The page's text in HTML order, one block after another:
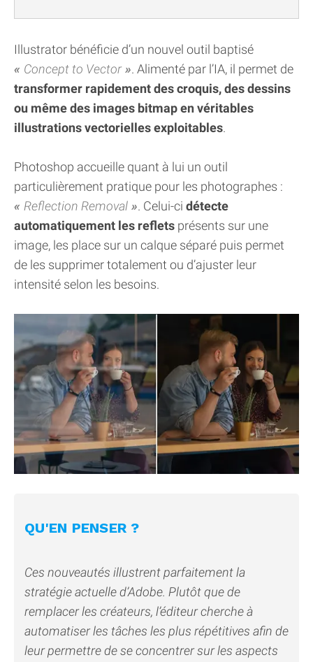
Illustrator bénéficie d’un nouvel outil baptisé
Concept to Vector
. Alimenté par l’IA, il permet de
transformer rapidement des croquis, des dessins
ou même des images bitmap en véritables
illustrations vectorielles exploitables.
Photoshop accueille quant à lui un outil
particulièrement pratique pour les photographes :
Reflection Removal
. Celui-ci détecte
automatiquement les reflets présents sur une
image, les place sur un calque séparé puis permet
de les supprimer totalement ou d’ajuster leur
intensité selon les besoins.
QU'EN PENSER ?
Ces nouveautés illustrent parfaitement la
stratégie actuelle d’Adobe. Plutôt que de
remplacer les créateurs, l’éditeur cherche à
automatiser les tâches les plus répétitives afin de
leur permettre de se concentrer sur les aspects